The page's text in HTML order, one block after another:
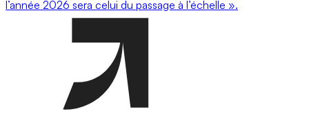
l’année 2026 sera celui du passage à l’échelle ».